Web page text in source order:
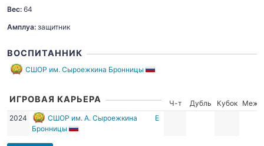
Вес: 64
Амплуа: защитник
ВОСПИТАННИК
СШОР им. Сыроежкина Бронницы
ИГРОВАЯ КАРЬЕРА Ч-т Дубль Кубок
Межд.
2024
СШОР им. А. Сыроежкина
Бронницы
Е